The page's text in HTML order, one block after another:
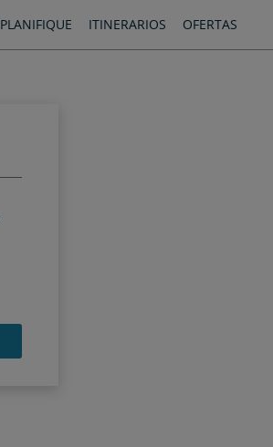
PLANIFIQUE ITINERARIOS OFERTAS